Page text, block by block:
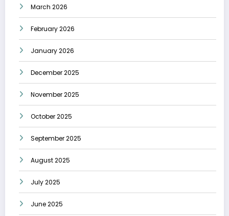
March 2026
February 2026
January 2026
December 2025
November 2025
October 2025
September 2025
August 2025
July 2025
June 2025